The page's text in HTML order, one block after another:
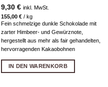
9,30 € inkl. MwSt.
155,00 €/ kg
Fein schmelzige dunkle Schokolade mit
zarter Himbeer- und Gewürznote,
hergestellt aus mehr als fair gehandelten,
hervorragenden Kakaobohnen
IN DEN WARENKORB